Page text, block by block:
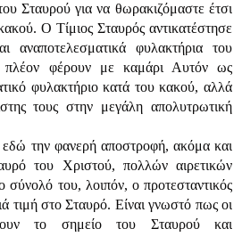
Σταυρού για να θωρακιζόμαστε έτσι
Ο Τίμιος Σταυρός αντικατέστησε
αναποτελεσματικά φυλακτήρια του
πλέον φέρουν με καμάρι Αυτόν ως
φυλακτήριο κατά του κακού, αλλά
τους στην μεγάλη απολυτρωτική
την φανερή αποστροφή, ακόμα και
του Χριστού, πολλών αιρετικών
σύνολό του, λοιπόν, ο προτεσταντικός
τιμή στο Σταυρό. Είναι γνωστό πως οι
το σημείο του Σταυρού και